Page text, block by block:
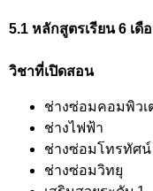
5.1 หลักสูตรเรียน 6 เดื
วิชาที่เปิดสอน
ช่างซ่อมคอมพิวเ
ช่างไฟฟ้า
ช่างซ่อมโทรทัศ
ช่างซ่อมวิทยุ